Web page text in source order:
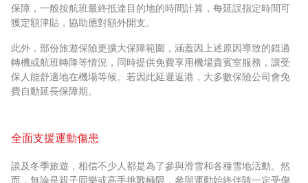
保障，一般按航班最終抵達目的地的時間計算，每延誤指定時間可
獲定額津貼，協助應對額外開支。
此外，部份旅遊保險更擴大保障範圍，涵蓋因上述原因導致的錯過
轉機或航班轉降等情況，同時提供免費享用機場貴賓室服務，讓受
保人能舒適地在機場等候。若因此延遲返港，大多數保險公司會免
費自動延長保障期。
全面支援運動傷患
談及冬季旅遊，相信不少人都是為了參與滑雪和各種雪地活動。然
而，無論是親子同樂或高手挑戰極限，參與運動始終伴隨一定受傷